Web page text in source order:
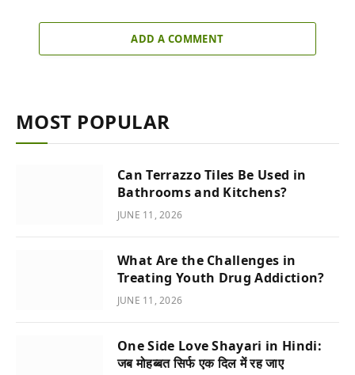
ADD A COMMENT
MOST POPULAR
Can Terrazzo Tiles Be Used in
Bathrooms and Kitchens?
JUNE 11, 2026
What Are the Challenges in
Treating Youth Drug Addiction?
JUNE 11, 2026
One Side Love Shayari in Hindi:
जब मोहब्बत सिर्फ एक दिल में रह जाए